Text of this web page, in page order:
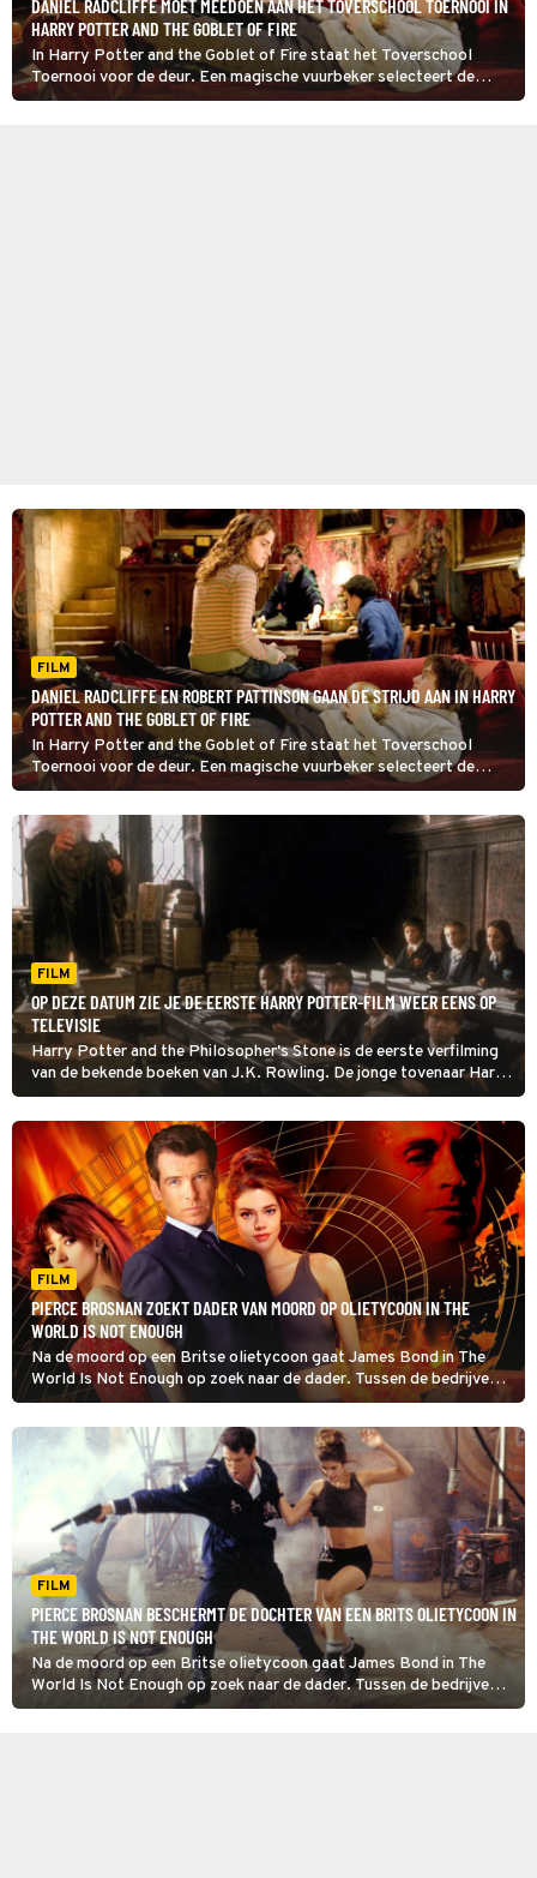
DANIEL RADCLIFFE MOET MEEDOEN AAN HET TOVERSCHOOL TOERNOOI IN
HARRY POTTER AND THE GOBLET OF FIRE
In Harry Potter and the Goblet of Fire staat het Toverschool
Toernooi voor de deur. Een magische vuurbeker selecteert de
deelnemers. Tot ieders verbazing wordt ook Harry Potter
FILM
DANIEL RADCLIFFE EN ROBERT PATTINSON GAAN DE STRIJD AAN IN HARRY
POTTER AND THE GOBLET OF FIRE
In Harry Potter and the Goblet of Fire staat het Toverschool
Toernooi voor de deur. Een magische vuurbeker selecteert de
deelnemers. Tot ieders verbazing wordt ook Harry Potter
gekozen.
FILM
OP DEZE DATUM ZIE JE DE EERSTE HARRY POTTER-FILM WEER EENS OP
TELEVISIE
Harry Potter and the Philosopher's Stone is de eerste verfilming
van de bekende boeken van J.K. Rowling. De jonge tovenaar Harry
Potter gaat voor het eerst naar toverschool Zweinstein.
FILM
PIERCE BROSNAN ZOEKT DADER VAN MOORD OP OLIETYCOON IN THE
WORLD IS NOT ENOUGH
Na de moord op een Britse olietycoon gaat James Bond in The
World Is Not Enough op zoek naar de dader. Tussen de bedrijven
door moet hij ook de dochter van het slachtoffer beschermen.
FILM
PIERCE BROSNAN BESCHERMT DE DOCHTER VAN EEN BRITS OLIETYCOON IN
THE WORLD IS NOT ENOUGH
Na de moord op een Britse olietycoon gaat James Bond in The
World Is Not Enough op zoek naar de dader. Tussen de bedrijven
door moet hij ook de dochter van het slachtoffer beschermen.